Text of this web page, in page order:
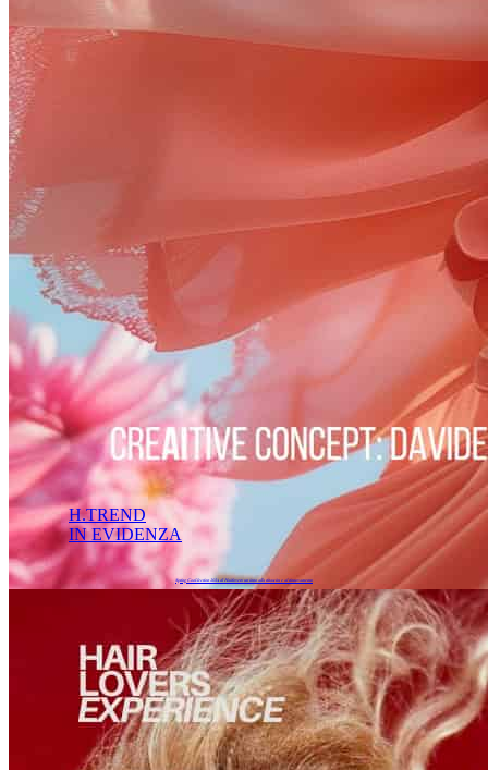
H.TREND
IN EVIDENZA
Spring Cool.lection 2024 di Hairlovers: un inno alla rinascita e al rinnovamento